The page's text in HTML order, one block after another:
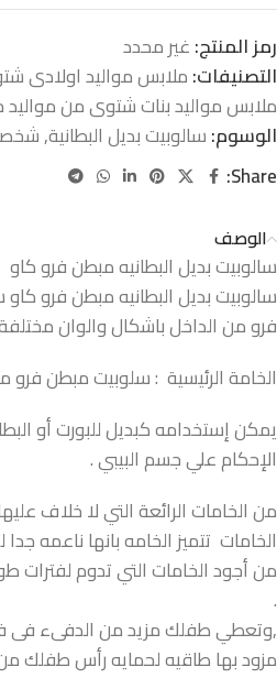
رمز المنتج:غير محدد
التصنيفات:ملابس مواليد اولادى
ملابس مواليد بنات شتوى من مواليد حتى
الوسوم:سالوبيت بديل البطانية,
Share:
الوصف
سالوبيت بديل البطانيه مبطن فرو كاو
سالوبيت بديل البطانيه مبطن فرو
فرو من الداخل باشكال والوان
الخامة الرئيسية : سلوبيت مبطن
يمكن إستخدامه كبديل للبورت أو
الإحكام علي جسم البيبي .
من الخامات الرائعة التي لا خلاف
الخامات تتميز الخامه بانها ناعمه
من أجود الخامات التي تدوم لفترات
.
,وتعطي طفلك مزيد من الدفىء فى
مزود بها طاقيه لحمايه رأس طفلك من